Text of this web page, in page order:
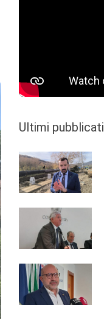
Ultimi pubblicati